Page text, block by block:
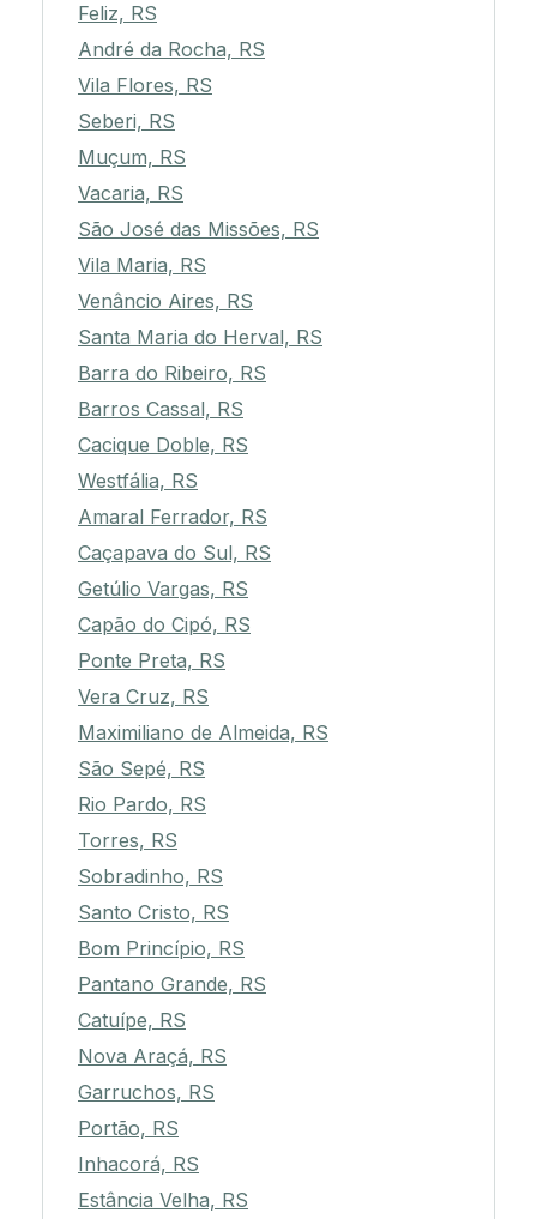
Feliz, RS
André da Rocha, RS
Vila Flores, RS
Seberi, RS
Muçum, RS
Vacaria, RS
São José das Missões, RS
Vila Maria, RS
Venâncio Aires, RS
Santa Maria do Herval, RS
Barra do Ribeiro, RS
Barros Cassal, RS
Cacique Doble, RS
Westfália, RS
Amaral Ferrador, RS
Caçapava do Sul, RS
Getúlio Vargas, RS
Capão do Cipó, RS
Ponte Preta, RS
Vera Cruz, RS
Maximiliano de Almeida, RS
São Sepé, RS
Rio Pardo, RS
Torres, RS
Sobradinho, RS
Santo Cristo, RS
Bom Princípio, RS
Pantano Grande, RS
Catuípe, RS
Nova Araçá, RS
Garruchos, RS
Portão, RS
Inhacorá, RS
Estância Velha, RS